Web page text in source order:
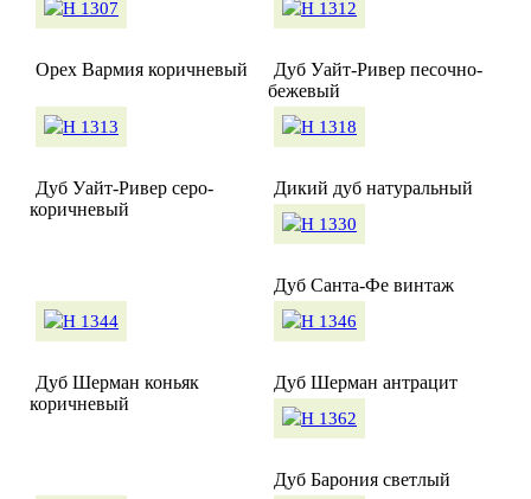
Орех Вармия коричневый
Дуб Уайт-Ривер песочно-
бежевый
Дуб Уайт-Ривер серо-
коричневый
Дикий дуб натуральный
Дуб Санта-Фе винтаж
Дуб Шерман коньяк
коричневый
Дуб Шерман антрацит
Дуб Барония светлый